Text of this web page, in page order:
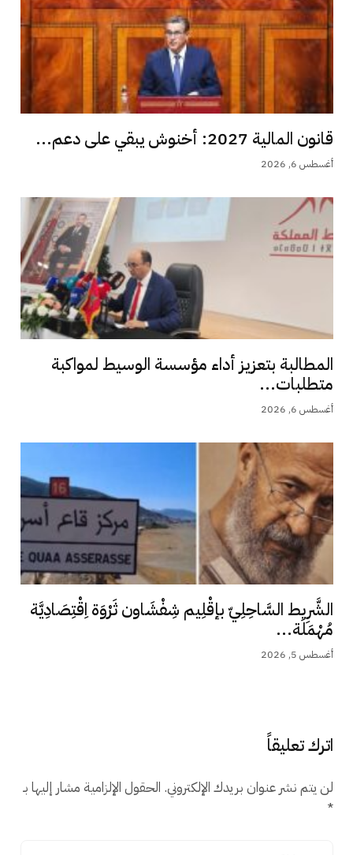
قانون المالية 2027: أخنوش يبقي على دعم...
أغسطس 6, 2026
المطالبة بتعزيز أداء مؤسسة الوسيط لمواكبة
متطلبات...
أغسطس 6, 2026
الشَّرِيط السَّاحِلِيّ بإقْلِيم شِفْشَاون ثَرْوَة اِقْتِصَادِيَّة
مُهْمَلَة...
أغسطس 5, 2026
اترك تعليقاً
لن يتم نشر عنوان بريدك الإلكتروني. الحقول الإلزامية مشار إليها بـ
*